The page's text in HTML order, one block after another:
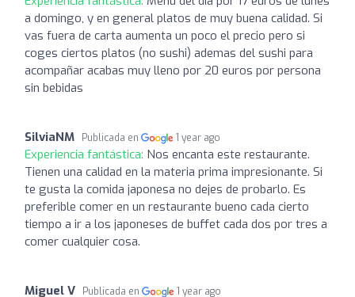
a domingo, y en general platos de muy buena calidad. Si
vas fuera de carta aumenta un poco el precio pero si
coges ciertos platos (no sushi) ademas del sushi para
acompañar acabas muy lleno por 20 euros por persona
sin bebidas
SilviaNM Publicada en 1 year ago
Experiencia fantástica: Nos encanta este restaurante.
Tienen una calidad en la materia prima impresionante. Si
te gusta la comida japonesa no dejes de probarlo. Es
preferible comer en un restaurante bueno cada cierto
tiempo a ir a los japoneses de buffet cada dos por tres a
comer cualquier cosa.
Miguel V Publicada en 1 year ago